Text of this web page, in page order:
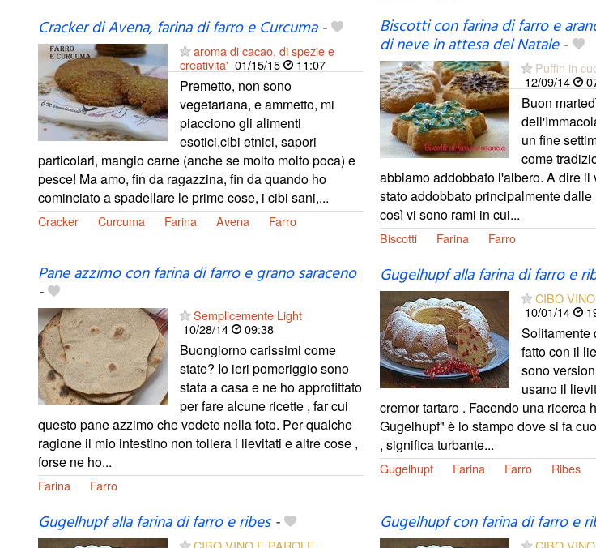
Cracker di Avena, farina di farro e Curcuma-
aroma di cacao, di spezie e
creativita' 01/15/15 11:07
Premetto, non sono
vegetariana, e ammetto, mi
piacciono gli alimenti
esotici,cibi etnici, sapori
particolari, mangio carne (anche se molto molto poca) e
pesce! Ma amo, fin da ragazzina, fin da quando ho
cominciato a spadellare le prime cose, i cibi sani,...
Cracker Curcuma Farina Avena Farro
Biscotti con farina di farro e
di neve in attesa del Natale-
Puffin in
12/09/14
Buon
un fine
come
abbiamo addobbato l'albero. A dire il
stato addobbato principalmente
così vi sono rami in cui...
Biscotti Farina Farro
Pane azzimo con farina di farro e grano saraceno
-
Semplicemente Light
10/28/14
09:38
Buongiorno carissimi come
state? Io ieri pomeriggio sono
stata a casa e ne ho approfittato
per fare alcune ricette , far cui
questo pane azzimo che vedete nella foto. Per qualche
ragione il mio intestino non tollera i lievitati e altre cose ,
forse ne ho...
Farina Farro
Gugelhupf alla farina di farro e
CIBO
10/01/14
Solitamente
fatto con il
sono
usano il
cremor tartaro . Facendo una ricerca
Gugelhupf" è lo stampo dove si fa
, significa turbante...
Gugelhupf Farina Farro Ribes
Gugelhupf alla farina di farro e ribes- Gugelhupf con farina di farro e